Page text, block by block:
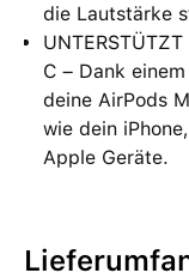
die Lautstärke
C – Dank
deine AirPods
wie dein
Apple Geräte.